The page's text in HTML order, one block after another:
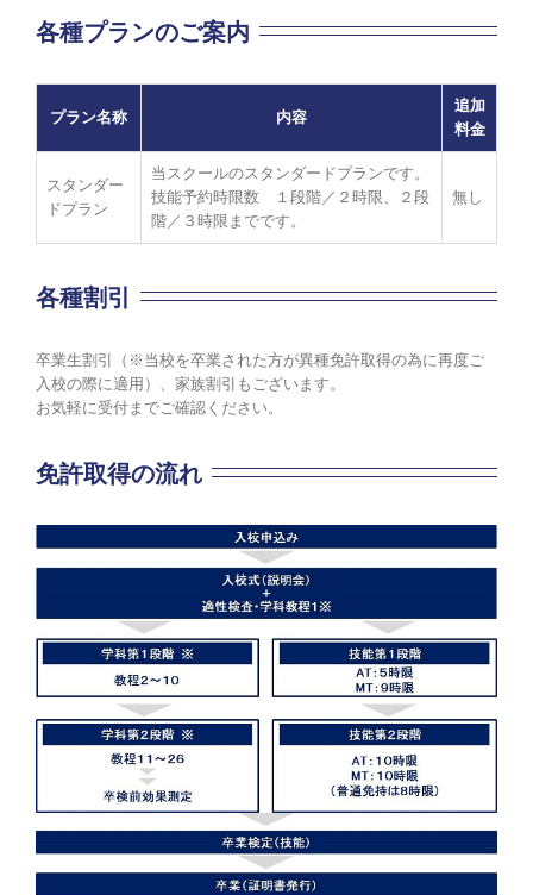
各種プランのご案内
プラン名称 内容
追加
料金
スタンダー
ドプラン
当スクールのスタンダードプランです。
技能予約時限数 １段階／２時限、２段
階／３時限までです。
無し
各種割引
卒業生割引（※当校を卒業された方が異種免許取得の為に再度ご
入校の際に適用）、家族割引もございます。
お気軽に受付までご確認ください。
免許取得の流れ